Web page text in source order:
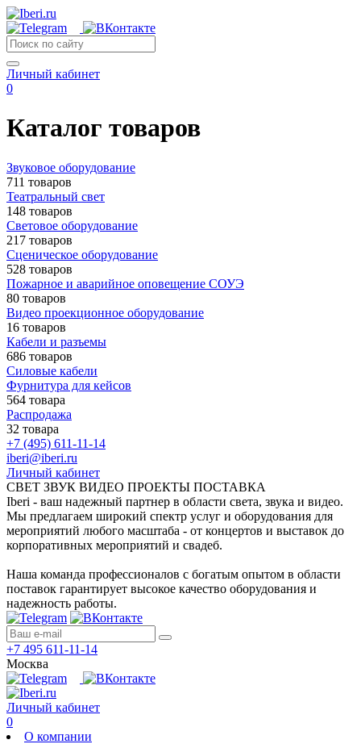
Личный кабинет
0
Каталог товаров
Звуковое оборудование
711 товаров
Театральный свет
148 товаров
Световое оборудование
217 товаров
Сценическое оборудование
528 товаров
Пожарное и аварийное оповещение СОУЭ
80 товаров
Видео проекционное оборудование
16 товаров
Кабели и разъемы
686 товаров
Силовые кабели
Фурнитура для кейсов
564 товара
Распродажа
32 товара
+7 (495) 611-11-14
iberi@iberi.ru
Личный кабинет
СВЕТ ЗВУК ВИДЕО ПРОЕКТЫ ПОСТАВКА
Iberi - ваш надежный партнер в области света, звука и видео.
Мы предлагаем широкий спектр услуг и оборудования для
мероприятий любого масштаба - от концертов и выставок до
корпоративных мероприятий и свадеб.
Наша команда профессионалов с богатым опытом в области
поставок гарантирует высокое качество оборудования и
надежность работы.
+7 495 611-11-14
Москва
Личный кабинет
0
О компании